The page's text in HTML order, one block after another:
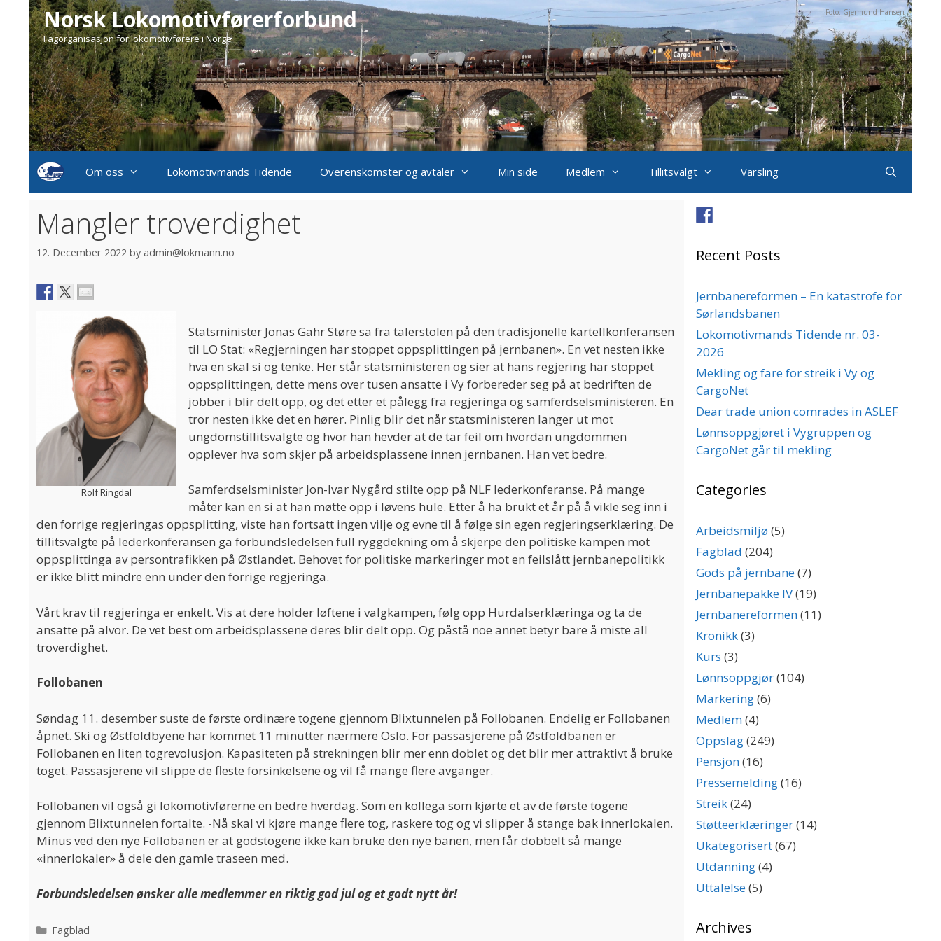
content
Foto: Gjermund Hansen
Norsk Lokomotivførerforbund
Fagorganisasjon for lokomotivførere i Norge
Om oss Lokomotivmands Tidende Overenskomster og avtaler Min side Medlem Tillitsvalgt Varsling
Mangler troverdighet
12. December 2022 by admin@lokmann.no
Rolf Ringdal
Statsminister Jonas Gahr Støre sa fra talerstolen på den tradisjonelle kartellkonferansen
til LO Stat: «Regjerningen har stoppet oppsplittingen på jernbanen». En vet nesten ikke
hva en skal si og tenke. Her står statsministeren og sier at hans regjering har stoppet
oppsplittingen, dette mens over tusen ansatte i Vy forbereder seg på at bedriften de
jobber i blir delt opp, og det etter et pålegg fra regjeringa og samferdselsministeren. En
tror nesten ikke det en hører. Pinlig blir det når statsministeren langer ut mot
ungdomstillitsvalgte og hvor han hevder at de tar feil om hvordan ungdommen
opplever hva som skjer på arbeidsplassene innen jernbanen. Han vet bedre.
Samferdselsminister Jon-Ivar Nygård stilte opp på NLF lederkonferanse. På mange
måter kan en si at han møtte opp i løvens hule. Etter å ha brukt et år på å vikle seg inn i
den forrige regjeringas oppsplitting, viste han fortsatt ingen vilje og evne til å følge sin egen regjeringserklæring. De
tillitsvalgte på lederkonferansen ga forbundsledelsen full ryggdekning om å skjerpe den politiske kampen mot
oppsplittinga av persontrafikken på Østlandet. Behovet for politiske markeringer mot en feilslått jernbanepolitikk
er ikke blitt mindre enn under den forrige regjeringa.
Vårt krav til regjeringa er enkelt. Vis at dere holder løftene i valgkampen, følg opp Hurdalserklæringa og ta de
ansatte på alvor. De vet best om arbeidsplassene deres blir delt opp. Og påstå noe annet betyr bare å miste all
troverdighet.
Follobanen
Søndag 11. desember suste de første ordinære togene gjennom Blixtunnelen på Follobanen. Endelig er Follobanen
åpnet. Ski og Østfoldbyene har kommet 11 minutter nærmere Oslo. For passasjerene på Østfoldbanen er
Follobanen en liten togrevolusjon. Kapasiteten på strekningen blir mer enn doblet og det blir mer attraktivt å bruke
toget. Passasjerene vil slippe de fleste forsinkelsene og vil få mange flere avganger.
Follobanen vil også gi lokomotivførerne en bedre hverdag. Som en kollega som kjørte et av de første togene
gjennom Blixtunnelen fortalte. -Nå skal vi kjøre mange flere tog, raskere tog og vi slipper å stange bak innerlokalen.
Minus ved den nye Follobanen er at godstogene ikke kan bruke den nye banen, men får dobbelt så mange
«innerlokaler» å dele den gamle traseen med.
Forbundsledelsen ønsker alle medlemmer en riktig god jul og et godt nytt år!
Categories
Fagblad
Recent Posts
Jernbanereformen – En katastrofe for
Sørlandsbanen
Lokomotivmands Tidende nr. 03-
2026
Mekling og fare for streik i Vy og
CargoNet
Dear trade union comrades in ASLEF
Lønnsoppgjøret i Vygruppen og
CargoNet går til mekling
Categories
Arbeidsmiljø (5)
Fagblad (204)
Gods på jernbane(7)
Jernbanepakke IV(19)
Jernbanereformen(11)
Kronikk(3)
Kurs (3)
Lønnsoppgjør(104)
Markering(6)
Medlem(4)
Oppslag(249)
Pensjon(16)
Pressemelding(16)
Streik(24)
Støtteerklæringer(14)
Ukategorisert(67)
Utdanning(4)
Uttalelse(5)
Archives